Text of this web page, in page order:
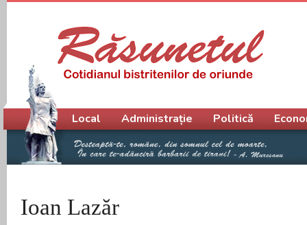
Ioan Lazăr
Meniu principal
Local Administrație Politică